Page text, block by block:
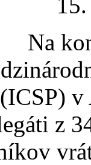
Na
(ICSP) v
z